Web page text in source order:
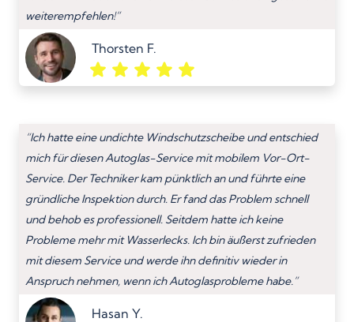
weiterempfehlen!”
Thorsten F.
“Ich hatte eine undichte Windschutzscheibe und entschied
mich für diesen Autoglas-Service mit mobilem Vor-Ort-
Service. Der Techniker kam pünktlich an und führte eine
gründliche Inspektion durch. Er fand das Problem schnell
und behob es professionell. Seitdem hatte ich keine
Probleme mehr mit Wasserlecks. Ich bin äußerst zufrieden
mit diesem Service und werde ihn definitiv wieder in
Anspruch nehmen, wenn ich Autoglasprobleme habe.”
Hasan Y.